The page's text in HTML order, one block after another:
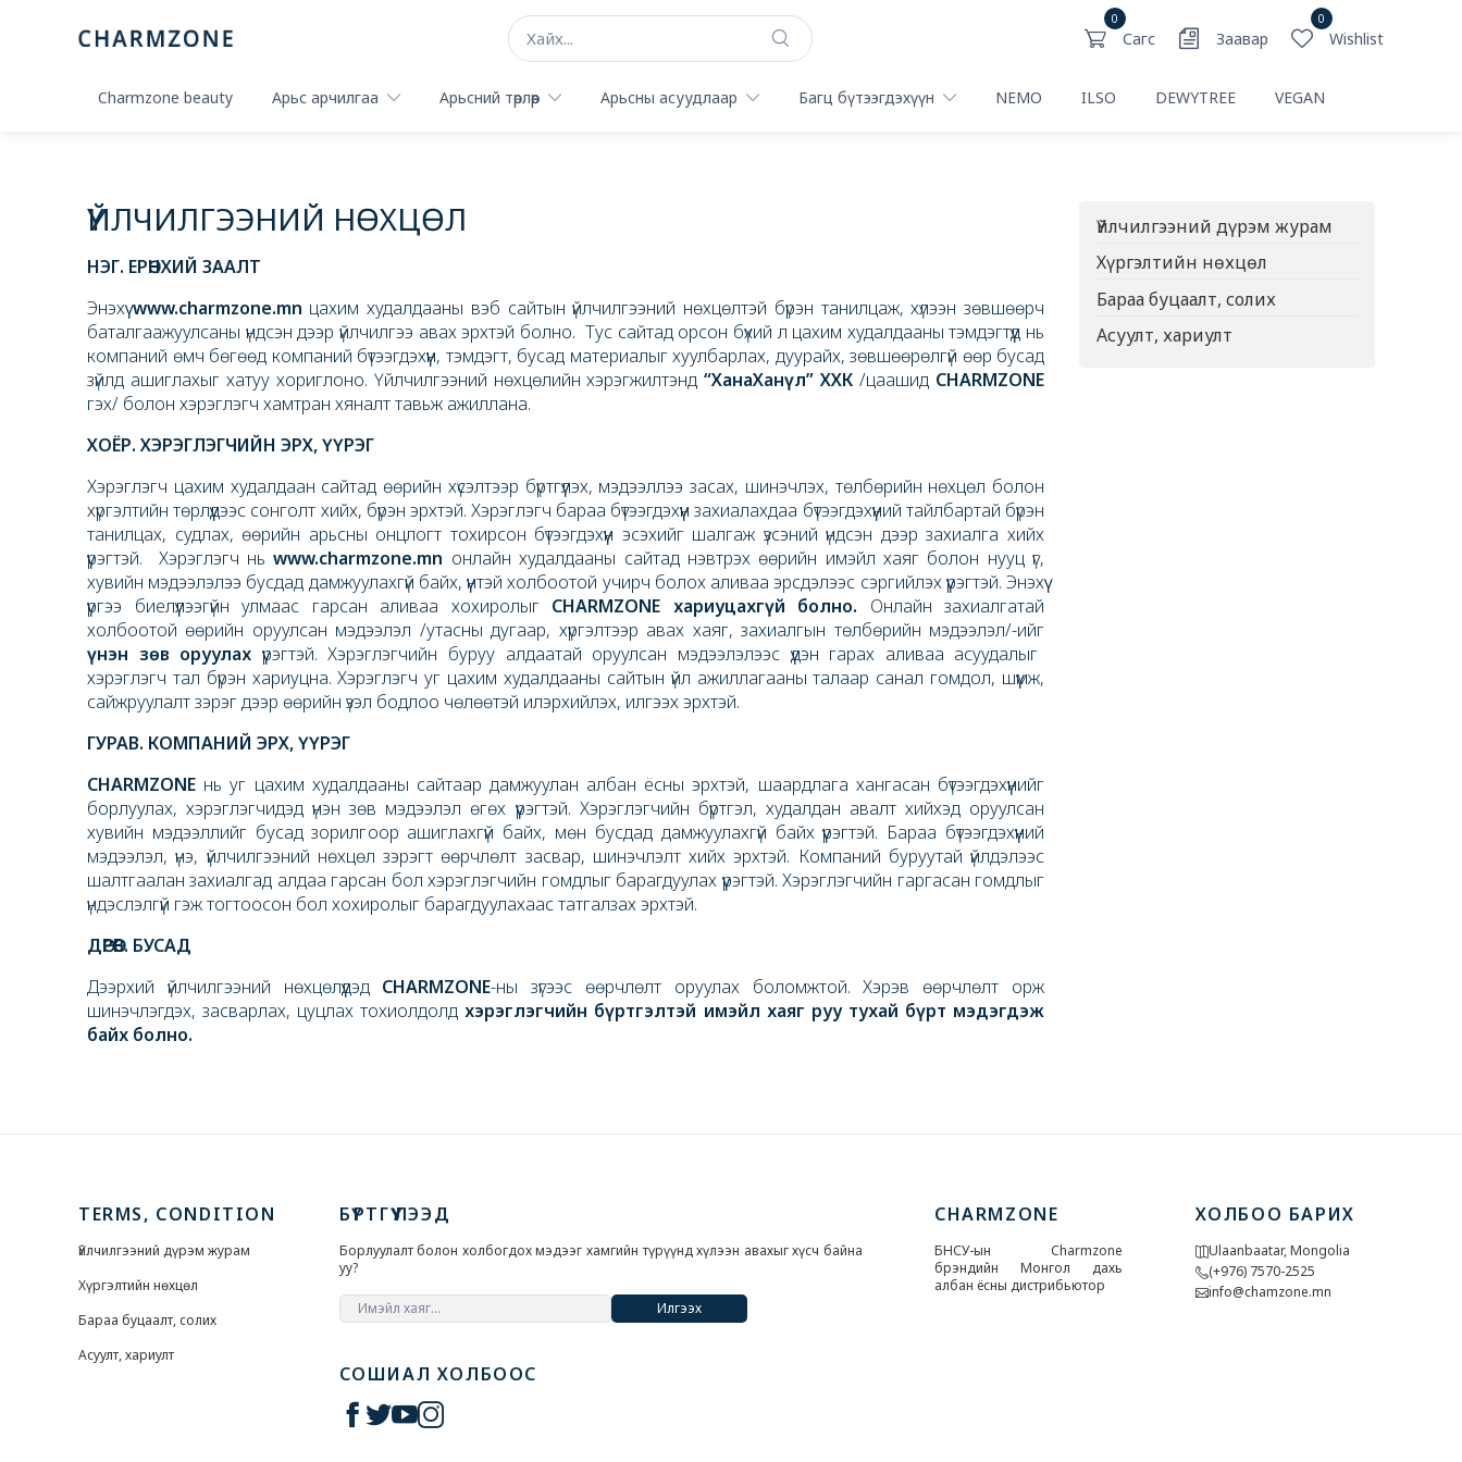
0
Сагс Заавар
0
Wishlist
Charmzone beauty Арьс арчилгаа Арьсний төрлөөр Арьсны асуудлаар Багц бүтээгдэхүүн NEMO ILSO DEWYTREE VEGAN
ҮЙЛЧИЛГЭЭНИЙ НӨХЦӨЛ
НЭГ. ЕРӨНХИЙ ЗААЛТ
Энэхүүwww.charmzone.mn цахим худалдааны вэб сайтын үйлчилгээний нөхцөлтэй бүрэн танилцаж, хүлээн зөвшөөрч
баталгаажуулсаны үндсэн дээр үйлчилгээ авах эрхтэй болно. Тус сайтад орсон бүхий л цахим худалдааны тэмдэгтүүд нь
компаний өмч бөгөөд компаний бүтээгдэхүүн, тэмдэгт, бусад материалыг хуулбарлах, дуурайх, зөвшөөрөлгүй өөр бусад
зүйлд ашиглахыг хатуу хориглоно. Үйлчилгээний нөхцөлийн хэрэгжилтэнд“ХанаХанүл” ХХК/цаашид CHARMZONE
гэх/ болон хэрэглэгч хамтран хяналт тавьж ажиллана.
ХОЁР. ХЭРЭГЛЭГЧИЙН ЭРХ, ҮҮРЭГ
Хэрэглэгч цахим худалдаан сайтад өөрийн хүсэлтээр бүртгүүлэх, мэдээллээ засах, шинэчлэх, төлбөрийн нөхцөл болон
хүргэлтийн төрлүүдээс сонголт хийх, бүрэн эрхтэй. Хэрэглэгч бараа бүтээгдэхүүн захиалахдаа бүтээгдэхүүний тайлбартай бүрэн
танилцах, судлах, өөрийн арьсны онцлогт тохирсон бүтээгдэхүүн эсэхийг шалгаж үзсэний үндсэн дээр захиалга хийх
үүрэгтэй. Хэрэглэгч ньwww.charmzone.mn онлайн худалдааны сайтад нэвтрэх өөрийн имэйл хаяг болон нууц үг,
хувийн мэдээлэлээ бусдад дамжуулахгүй байх, үүнтэй холбоотой учирч болох аливаа эрсдэлээс сэргийлэх үүрэгтэй. Энэхүү
үүргээ биелүүлээгүйн улмаас гарсан аливаа хохиролыг CHARMZONE хариуцахгүй болно. Онлайн захиалгатай
холбоотой өөрийн оруулсан мэдээлэл /утасны дугаар, хүргэлтээр авах хаяг, захиалгын төлбөрийн мэдээлэл/-ийг
үнэн зөв оруулах үүрэгтэй. Хэрэглэгчийн буруу алдаатай оруулсан мэдээлэлээс үүдэн гарах аливаа асуудалыг
хэрэглэгч тал бүрэн хариуцна. Хэрэглэгч уг цахим худалдааны сайтын үйл ажиллагааны талаар санал гомдол, шүүмж,
сайжруулалт зэрэг дээр өөрийн үзэл бодлоо чөлөөтэй илэрхийлэх, илгээх эрхтэй.
ГУРАВ. КОМПАНИЙ ЭРХ, ҮҮРЭГ
CHARMZONE нь уг цахим худалдааны сайтаар дамжуулан албан ёсны эрхтэй, шаардлага хангасан бүтээгдэхүүнийг
борлуулах, хэрэглэгчидэд үнэн зөв мэдээлэл өгөх үүрэгтэй. Хэрэглэгчийн бүртгэл, худалдан авалт хийхэд оруулсан
хувийн мэдээллийг бусад зорилгоор ашиглахгүй байх, мөн бусдад дамжуулахгүй байх үүрэгтэй. Бараа бүтээгдэхүүний
мэдээлэл, үнэ, үйлчилгээний нөхцөл зэрэгт өөрчлөлт засвар, шинэчлэлт хийх эрхтэй. Компаний буруутай үйлдэлээс
шалтгаалан захиалгад алдаа гарсан бол хэрэглэгчийн гомдлыг барагдуулах үүрэгтэй. Хэрэглэгчийн гаргасан гомдлыг
үндэслэлгүй гэж тогтоосон бол хохиролыг барагдуулахаас татгалзах эрхтэй.
ДӨРӨВ. БУСАД
Дээрхий үйлчилгээний нөхцөлүүдэд CHARMZONE-ны зүгээс өөрчлөлт оруулах боломжтой. Хэрэв өөрчлөлт орж
шинэчлэгдэх, засварлах, цуцлах тохиолдолдхэрэглэгчийн бүртгэлтэй имэйл хаяг руу тухай бүрт мэдэгдэж
байх болно.
Үйлчилгээний дүрэм журам
Хүргэлтийн нөхцөл
Бараа буцаалт, солих
Асуулт, хариулт
TERMS, CONDITION
Үйлчилгээний дүрэм журам
Хүргэлтийн нөхцөл
Бараа буцаалт, солих
Асуулт, хариулт
БҮРТГҮҮЛЭЭД
Борлуулалт болон холбогдох мэдээг хамгийн түрүүнд хүлээн авахыг хүсч байна
уу?
Илгээх
СОШИАЛ ХОЛБООС
CHARMZONE
БНСУ-ын Charmzone
брэндийн Монгол дахь
албан ёсны дистрибьютор
ХОЛБОО БАРИХ
Ulaanbaatar, Mongolia
(+976) 7570-2525
info@chamzone.mn